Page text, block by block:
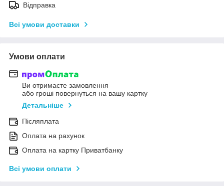
Відправка
Всі умови доставки
Умови оплати
Ви отримаєте замовлення
або гроші повернуться на вашу картку
Детальніше
Післяплата
Оплата на рахунок
Оплата на картку Приватбанку
Всі умови оплати